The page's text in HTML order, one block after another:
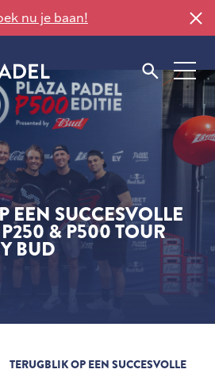
nu je baan!
EEN SUCCESVOLLE
& P500 TOUR
BUD
TERUGBLIK OP EEN SUCCESVOLLE